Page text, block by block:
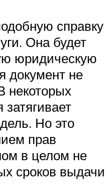
справку
Она будет
юридическую
документ не
некоторых
затягивает
Но это
прав
в целом не
сроков выдачи